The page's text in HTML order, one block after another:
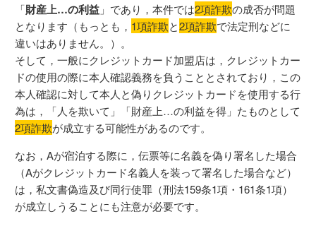
「財産上…の利益 」であり，本件では2項詐欺の成否が問題
となります（もっとも， 1項詐欺と2項詐欺で法定刑などに
違いはありません。）。
そして，一般にクレジットカード加盟店は，クレジットカー
ドの使用の際に本人確認義務を負うこととされており，この
本人確認に対して本人と偽りクレジットカードを使用する行
為は，「人を欺いて」「財産上…の利益を得」たものとして
2項詐欺が成立する可能性があるのです。
なお，Aが宿泊する際に，伝票等に名義を偽り署名した場合
（Aがクレジットカード名義人を装って署名した場合など）
は，私文書偽造及び同行使罪（刑法159条1項・161条1項）
が成立しうることにも注意が必要です。